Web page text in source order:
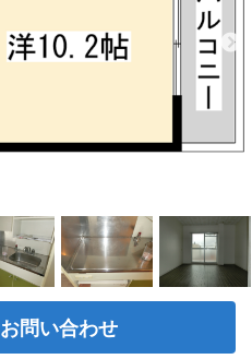
お問い合わせ